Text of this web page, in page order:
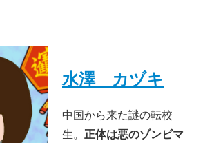
水澤 カヅキ
中国から来た謎の転校
生。 正体は悪のゾンビマ